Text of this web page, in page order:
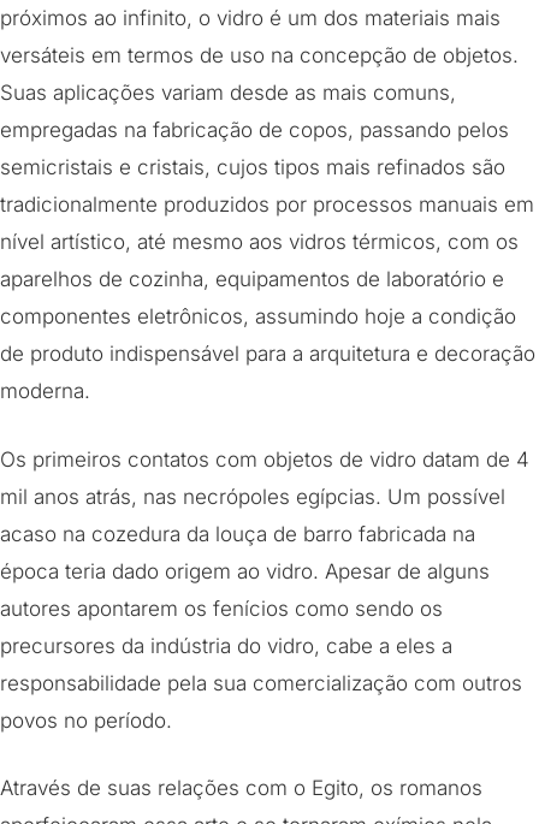
próximos ao infinito, o vidro é um dos materiais mais
versáteis em termos de uso na concepção de objetos.
Suas aplicações variam desde as mais comuns,
empregadas na fabricação de copos, passando pelos
semicristais e cristais, cujos tipos mais refinados são
tradicionalmente produzidos por processos manuais em
nível artístico, até mesmo aos vidros térmicos, com os
aparelhos de cozinha, equipamentos de laboratório e
componentes eletrônicos, assumindo hoje a condição
de produto indispensável para a arquitetura e decoração
moderna.
Os primeiros contatos com objetos de vidro datam de 4
mil anos atrás, nas necrópoles egípcias. Um possível
acaso na cozedura da louça de barro fabricada na
época teria dado origem ao vidro. Apesar de alguns
autores apontarem os fenícios como sendo os
precursores da indústria do vidro, cabe a eles a
responsabilidade pela sua comercialização com outros
povos no período.
Através de suas relações com o Egito, os romanos